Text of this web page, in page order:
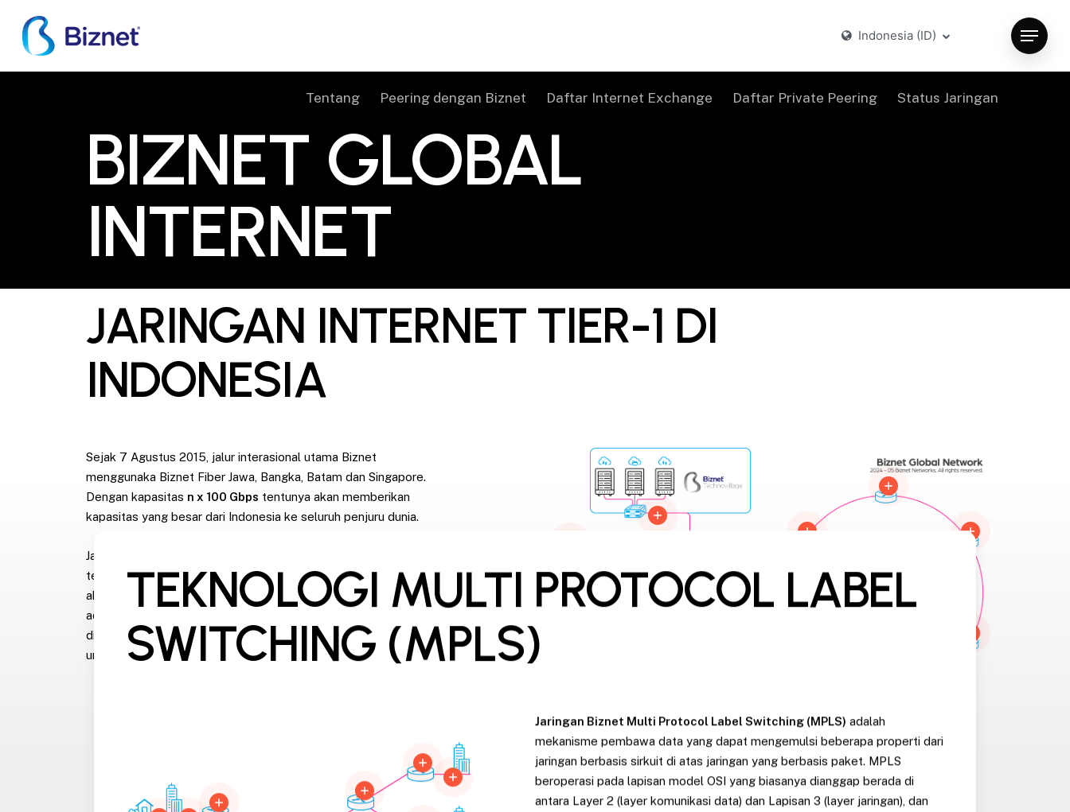
main
content
Indonesia (ID) Menu
Tentang Peering dengan Biznet Daftar Internet Exchange Daftar Private Peering Status Jaringan
BIZNET GLOBAL
INTERNET
JARINGAN INTERNET TIER-1 DI
INDONESIA
Sejak 7 Agustus 2015, jalur interasional utama Biznet
menggunaka Biznet Fiber Jawa, Bangka, Batam dan Singapore.
Dengan kapasitas n x 100 Gbps tentunya akan memberikan
kapasitas yang besar dari Indonesia ke seluruh penjuru dunia.
Jaringan global yang luas ini memungkinkan Biznet untuk
terhubung langsung dengan beberapa provider Tier-1 dengan
akses yang lebih cepat dan rute yang lebih pendek. Tujuan Biznet
adalah menawarkan layanan Internet terbaik, membuat aktivitas
digital lebih nyaman dengan koneksi yang cepat dan andal baik
untuk kegiatan download maupun upload.
TEKNOLOGI MULTI PROTOCOL LABEL
SWITCHING (MPLS)
Jaringan Biznet Multi Protocol Label Switching (MPLS) adalah
mekanisme pembawa data yang dapat mengemulsi beberapa properti dari
jaringan berbasis sirkuit di atas jaringan yang berbasis paket. MPLS
beroperasi pada lapisan model OSI yang biasanya dianggap berada di
antara Layer 2 (layer komunikasi data) dan Lapisan 3 (layer jaringan), dan